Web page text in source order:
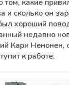
том, какие
и сколько он
хороший
недавно
Кари Ненонен,
к работе.